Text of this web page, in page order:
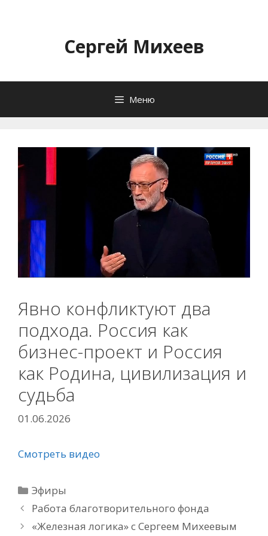
содержимомуСергей Михеев
Меню
Явно конфликтуют два
подхода. Россия как
бизнес-проект и Россия
как Родина, цивилизация и
судьба
01.06.2026
Смотреть видео
Рубрики
Эфиры
Работа благотворительного фонда
«Железная логика» с Сергеем Михеевым